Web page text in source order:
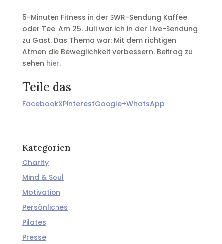
5-Minuten Fitness in der SWR-Sendung Kaffee
oder Tee: Am 25. Juli war ich in der Live-Sendung
zu Gast. Das Thema war: Mit dem richtigen
Atmen die Beweglichkeit verbessern. Beitrag zu
sehen hier.
Teile das
FacebookXPinterestGoogle+WhatsApp
Kategorien
Charity
Mind & Soul
Motivation
Persönliches
Pilates
Presse